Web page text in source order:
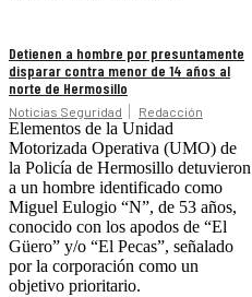
Detienen a hombre por presuntamente
disparar contra menor de 14 años al
norte de Hermosillo
Noticias Seguridad Redacción
Elementos de la Unidad
Motorizada Operativa (UMO) de
la Policía de Hermosillo detuvieron
a un hombre identificado como
Miguel Eulogio “N”, de 53 años,
conocido con los apodos de “El
Güero” y/o “El Pecas”, señalado
por la corporación como un
objetivo prioritario.